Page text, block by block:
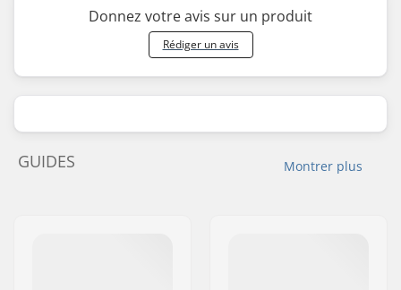
Donnez votre avis sur un produit
Rédiger un avis
Montrer plus
GUIDES